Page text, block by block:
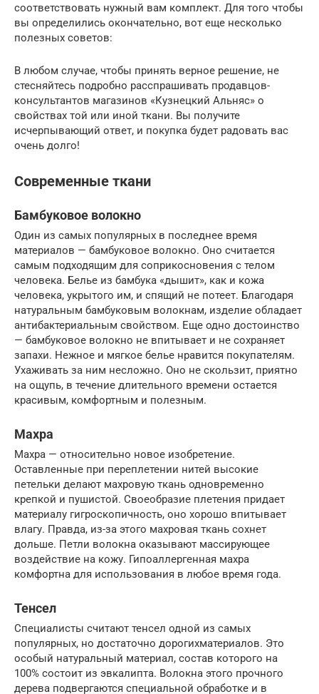
соответствовать нужный вам комплект. Для того чтобы
вы определились окончательно, вот еще несколько
полезных советов:
В любом случае, чтобы принять верное решение, не
стесняйтесь подробно расспрашивать продавцов-
консультантов магазинов «Кузнецкий Альняс» о
свойствах той или иной ткани. Вы получите
исчерпывающий ответ, и покупка будет радовать вас
очень долго!
Современные ткани
Бамбуковое волокно
Один из самых популярных в последнее время
материалов — бамбуковое волокно. Оно считается
самым подходящим для соприкосновения с телом
человека. Белье из бамбука «дышит», как и кожа
человека, укрытого им, и спящий не потеет. Благодаря
натуральным бамбуковым волокнам, изделие обладает
антибактериальным свойством. Еще одно достоинство
— бамбуковое волокно не впитывает и не сохраняет
запахи. Нежное и мягкое белье нравится покупателям.
Ухаживать за ним несложно. Оно не скользит, приятно
на ощупь, в течение длительного времени остается
красивым, комфортным и полезным.
Махра
Махра — относительно новое изобретение.
Оставленные при переплетении нитей высокие
петельки делают махровую ткань одновременно
крепкой и пушистой. Своеобразие плетения придает
материалу гигроскопичность, оно хорошо впитывает
влагу. Правда, из-за этого махровая ткань сохнет
дольше. Петли волокна оказывают массирующее
воздействие на кожу. Гипоаллергенная махра
комфортна для использования в любое время года.
Тенсел
Специалисты считают тенсел одной из самых
популярных, но достаточно дорогихматериалов. Это
особый натуральный материал, состав которого на
100% состоит из эвкалипта. Волокна этого прочного
дерева подвергаются специальной обработке и в